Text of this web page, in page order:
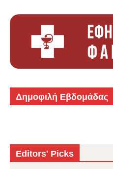
Δημοφιλή Εβδομάδας
Editors' Picks